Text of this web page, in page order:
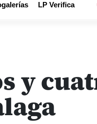
LP Verifica
y